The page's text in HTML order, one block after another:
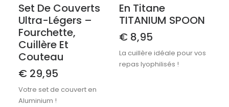
Set De Couverts
Ultra-Légers –
Fourchette,
Cuillère Et
Couteau
€ 29,95
Votre set de couvert en
Aluminium !
En Titane
TITANIUM SPOON
€ 8,95
La cuillère idéale pour vos
repas lyophilisés !